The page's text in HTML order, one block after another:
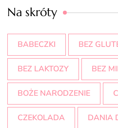
Na skróty
BABECZKI BEZ
BEZ LAKTOZY BEZ
BOŻE NARODZENIE
CZEKOLADA DANIA